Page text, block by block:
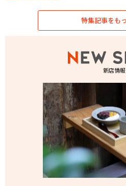
特集記事をも
新店情報